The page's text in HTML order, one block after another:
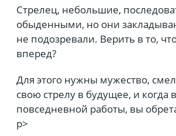
Стрелец, небольшие,
обыденными, но они
не подозревали. Верить в то,
вперед?
Для этого нужны мужество,
свою стрелу в будущее, и
повседневной работы, вы
p>